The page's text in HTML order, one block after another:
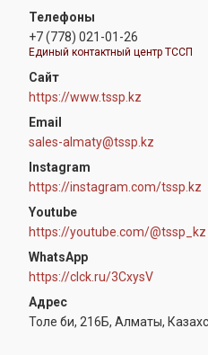
+7 (778) 021-01-26
Единый контактный центр ТССП
https://www.tssp.kz
sales-almaty@tssp.kz
Instagram
https://instagram.com/tssp.kz
Youtube
https://youtube.com/@tssp_kz
WhatsApp
https://clck.ru/3CxysV
Толе би, 216Б, Алматы,